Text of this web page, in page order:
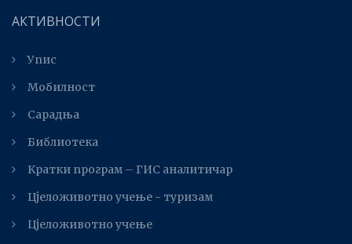
АКТИВНОСТИ
Упис
Мобилност
Сарадња
Библиотека
Kратки програм – ГИС аналитичар
Цјеложивотно учење - туризам
Цјеложивотно учење